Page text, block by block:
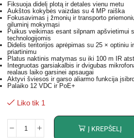
Fiksuoja didelį plotą ir detales vienu metu
Aukštos kokybės vaizdas su 4 MP raiška
Fokusavimas į žmonių ir transporto
giluminį mokymąsi
Puikus veikimas esant silpnam apšvietimui
technologijomis
Didelis teritorijos aprėpimas su 25 × optiniu
priartinimu
Platus naktinis matymas su iki 100 m IR
Integruotas garsiakalbis ir dvigubas
realaus laiko garsinei apsaugai
Aktyvi šviesos ir garso aliarmo funkcija
Palaiko 12 VDC ir PoE+
Liko tik 1
Į KREPŠELĮ